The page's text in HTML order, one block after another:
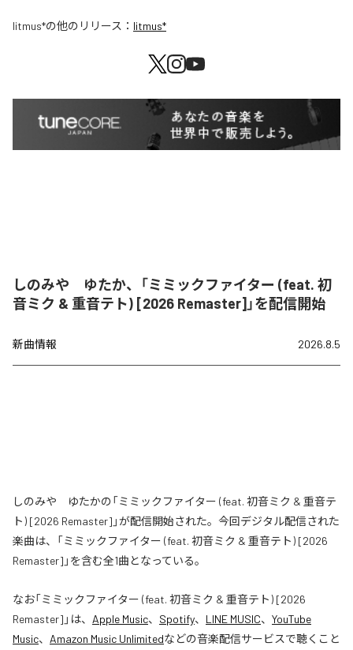
litmus*の他のリリース： litmus*
しのみや ゆたか、「ミミックファイター (feat. 初
音ミク & 重音テト) [2026 Remaster]」を配信開始
新曲情報 2026.8.5
しのみや ゆたかの「ミミックファイター (feat. 初音ミク & 重音テ
ト) [2026 Remaster]」が配信開始された。今回デジタル配信された
楽曲は、「ミミックファイター (feat. 初音ミク & 重音テト) [2026
Remaster]」を含む全1曲となっている。
なお「ミミックファイター (feat. 初音ミク & 重音テト) [2026
Remaster] 」は、 Apple Music、 Spotify、 LINE MUSIC、 YouTube
Music、 Amazon Music Unlimitedなどの音楽配信サービスで聴くこと